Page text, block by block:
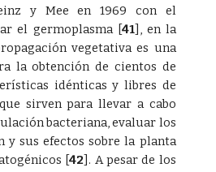
y Mee en 1969 con el
el germoplasma [41] , en la
vegetativa es una
la obtención de cientos de
idénticas y libres de
sirven para llevar a cabo
bacteriana, evaluar los
y sus efectos sobre la planta
[42] . A pesar de los